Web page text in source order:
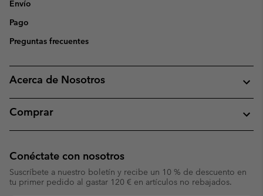
Envío
Pago
Preguntas frecuentes
Acerca de Nosotros
Comprar
Conéctate con nosotros
Suscríbete a nuestro boletín y recibe un 10 % de descuento en
tu primer pedido al gastar 120 € en artículos no rebajados.